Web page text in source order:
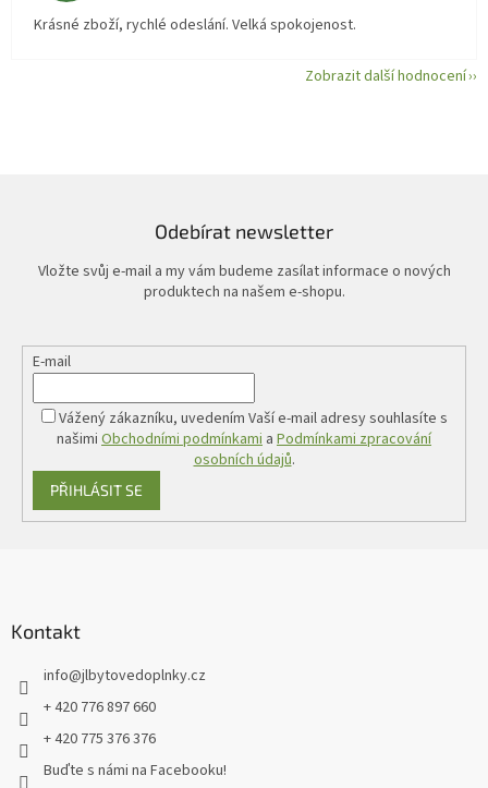
Krásné zboží, rychlé odeslání. Velká spokojenost.
Zobrazit další hodnocení
Odebírat newsletter
Vložte svůj e-mail a my vám budeme zasílat informace o nových
produktech na našem e-shopu.
E-mail
Vážený zákazníku, uvedením Vaší e-mail adresy souhlasíte s
našimi Obchodními podmínkami a Podmínkami zpracování
osobních údajů.
PŘIHLÁSIT SE
Kontakt
info@jlbytovedoplnky.cz
+ 420 776 897 660
+ 420 775 376 376
Buďte s námi na Facebooku!